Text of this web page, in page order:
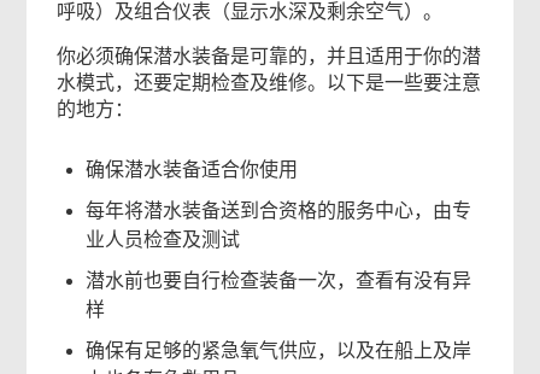
呼吸）及组合仪表（显示水深及剩余空气）。
你必须确保潜水装备是可靠的，并且适用于你的潜
水模式，还要定期检查及维修。以下是一些要注意
的地方：
确保潜水装备适合你使用
每年将潜水装备送到合资格的服务中心，由专
业人员检查及测试
潜水前也要自行检查装备一次，查看有没有异
样
确保有足够的紧急氧气供应，以及在船上及岸